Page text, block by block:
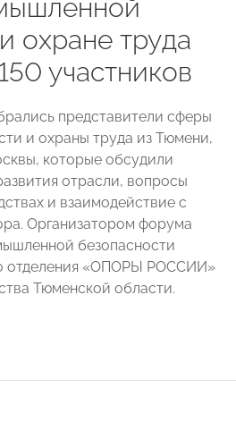
охране труда
участников
представители сферы
и охраны труда из Тюмени,
которые обсудили
отрасли, вопросы
и взаимодействие с
Организатором форума
безопасности
отделения «ОПОРЫ РОССИИ»
Тюменской области.